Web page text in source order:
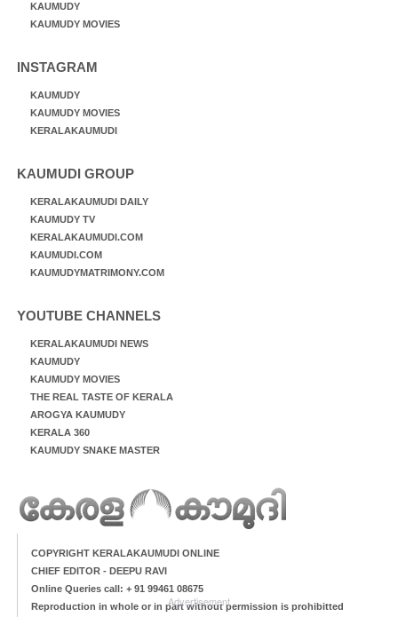
KAUMUDY
KAUMUDY MOVIES
INSTAGRAM
KAUMUDY
KAUMUDY MOVIES
KERALAKAUMUDI
KAUMUDI GROUP
KERALAKAUMUDI DAILY
KAUMUDY TV
KERALAKAUMUDI.COM
KAUMUDI.COM
KAUMUDYMATRIMONY.COM
YOUTUBE CHANNELS
KERALAKAUMUDI NEWS
KAUMUDY
KAUMUDY MOVIES
THE REAL TASTE OF KERALA
AROGYA KAUMUDY
KERALA 360
KAUMUDY SNAKE MASTER
COPYRIGHT KERALAKAUMUDI ONLINE
CHIEF EDITOR - DEEPU RAVI
Online Queries call: + 91 99461 08675
Reproduction in whole or in part without permission is prohibitted
Advertisement